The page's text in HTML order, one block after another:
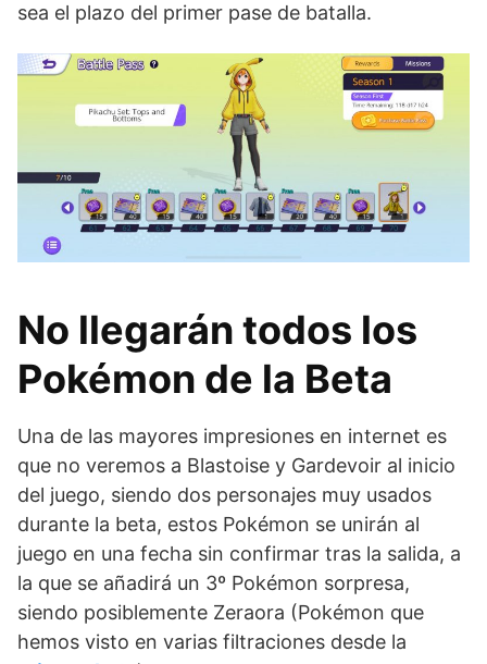
sea el plazo del primer pase de batalla.
No llegarán todos los
Pokémon de la Beta
Una de las mayores impresiones en internet es
que no veremos a Blastoise y Gardevoir al inicio
del juego, siendo dos personajes muy usados
durante la beta, estos Pokémon se unirán al
juego en una fecha sin confirmar tras la salida, a
la que se añadirá un 3º Pokémon sorpresa,
siendo posiblemente Zeraora (Pokémon que
hemos visto en varias filtraciones desde la